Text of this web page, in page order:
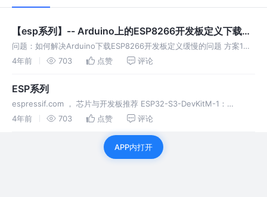
【esp系列】-- Arduino上的ESP8266开发板定义下载缓
慢问题
问题：如何解决Arduino下载ESP8266开发板定义缓慢的问题 方案1：
添加 espressif 乐鑫官网地址 开发板管理器网址 添加以下两个网址进
4年前 703 点赞 评论
ESP系列
espressif.com ， 芯片与开发板推荐 ESP32-S3-DevKitM-1：
ESP32-S3-DevKitC-1：
4年前 703 点赞 评论
APP内打开